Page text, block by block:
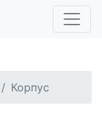
Корпус